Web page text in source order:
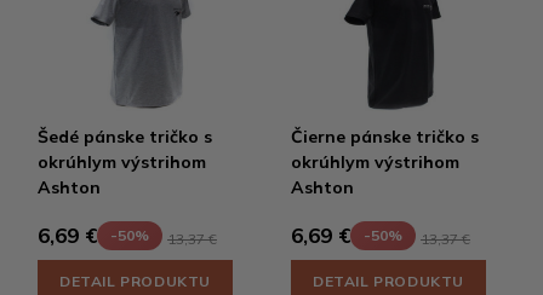
Šedé pánske tričko s
okrúhlym výstrihom
Ashton
6,69 € -50% 13,37 €
DETAIL PRODUKTU
Čierne pánske tričko s
okrúhlym výstrihom
Ashton
6,69 € -50% 13,37 €
DETAIL PRODUKTU